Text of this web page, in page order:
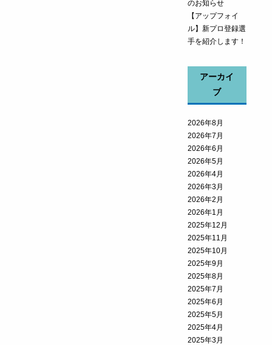
のお知らせ
【アップフォイ
ル】新プロ登録選
手を紹介します！
アーカイ
ブ
2026年8月
2026年7月
2026年6月
2026年5月
2026年4月
2026年3月
2026年2月
2026年1月
2025年12月
2025年11月
2025年10月
2025年9月
2025年8月
2025年7月
2025年6月
2025年5月
2025年4月
2025年3月